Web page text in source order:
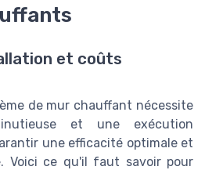
et coûts
de mur chauffant nécessite
et une exécution
une efficacité optimale et
Voici ce qu'il faut savoir pour